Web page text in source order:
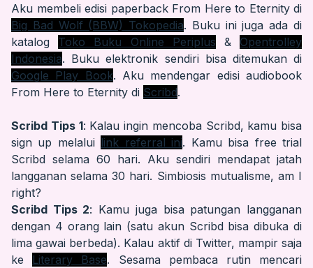
Aku membeli edisi paperback From Here to Eternity di
Big Bad Wolf (BBW) Tokopedia. Buku ini juga ada di
katalog Toko Buku Online Periplus & Opentrolley
Indonesia. Buku elektronik sendiri bisa ditemukan di
Google Play Book. Aku mendengar edisi audiobook
From Here to Eternity di Scribd.
Scribd Tips 1: Kalau ingin mencoba Scribd, kamu bisa
sign up melalui link referral ini. Kamu bisa free trial
Scribd selama 60 hari. Aku sendiri mendapat jatah
langganan selama 30 hari. Simbiosis mutualisme, am I
right?
Scribd Tips 2: Kamu juga bisa patungan langganan
dengan 4 orang lain (satu akun Scribd bisa dibuka di
lima gawai berbeda). Kalau aktif di Twitter, mampir saja
ke Literary Base. Sesama pembaca rutin mencari